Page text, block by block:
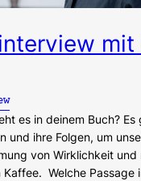
mit
es in deinem Buch? Es
und ihre Folgen, um
von Wirklichkeit und
Kaffee. Welche Passage